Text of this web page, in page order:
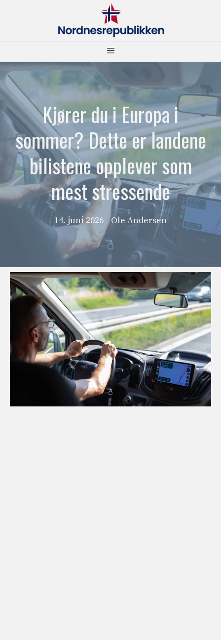
Meny
Kjører du i Europa i
sommer? Dette er landene
bilistene opplever som
mest stressende
14. juni 2026 - Ole Andersen